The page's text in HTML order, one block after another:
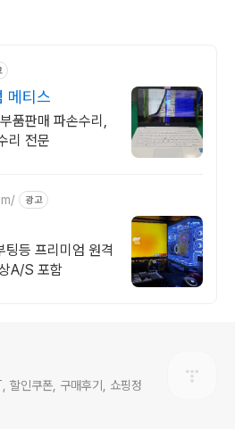
메티스
품판매 파손수리,
리 전문
광고
팅등 프리미엄 원격
A/S 포함
할인쿠폰, 구매후기, 쇼핑정